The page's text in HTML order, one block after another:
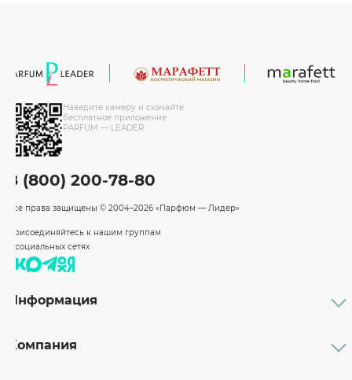
Наведите камеру и скачайте
бесплатное приложение
PARFUM — LEADER
8 (800) 200-78-80
Все права защищены © 2004–2026 «Парфюм — Лидер»
Присоединяйтесь к нашим группам
в социальных сетях
Информация
Бренды
Компания